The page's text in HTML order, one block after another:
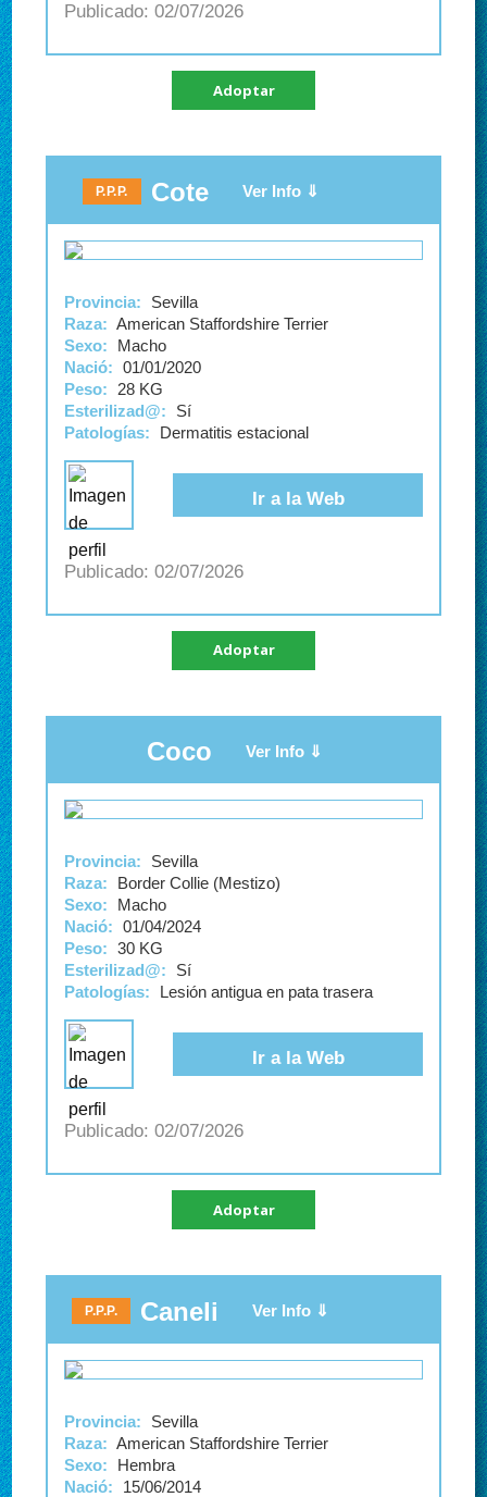
02/07/2026
Adoptar
P.P.P. Cote
Provincia:
Sevilla
Raza: American Staffordshire Terrier
Sexo:
Macho
Nació: 01/01/2020
Peso:
28 KG
Esterilizad@:
Sí
Patologías:
Dermatitis estacional
Ir a la Web
02/07/2026
Adoptar
Coco
Provincia:
Sevilla
Raza:
Border Collie (Mestizo)
Sexo:
Macho
Nació: 01/04/2024
Peso: 30 KG
Esterilizad@:
Sí
Patologías:
Lesión antigua en pata trasera
Ir a la Web
02/07/2026
Adoptar
P.P.P. Caneli
Provincia:
Sevilla
Raza: American Staffordshire Terrier
Sexo:
Hembra
Nació:
15/06/2014